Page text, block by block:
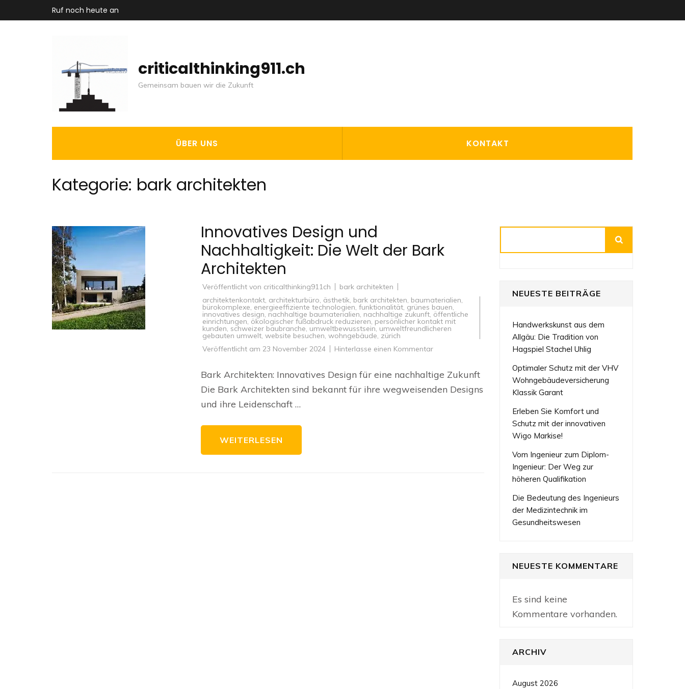
Inhalt
Ruf noch heute an
criticalthinking911.ch
Gemeinsam bauen wir die Zukunft
ÜBER UNS KONTAKT
Kategorie: bark architekten
Innovatives Design und
Nachhaltigkeit: Die Welt der Bark
Architekten
Veröffentlicht von criticalthinking911ch
bark architekten
architektenkontakt, architekturbüro, ästhetik, bark architekten, baumaterialien,
bürokomplexe, energieeffiziente technologien, funktionalität, grünes bauen,
innovatives design, nachhaltige baumaterialien, nachhaltige zukunft, öffentliche
einrichtungen, ökologischer fußabdruck reduzieren, persönlicher kontakt mit
kunden, schweizer baubranche, umweltbewusstsein, umweltfreundlicheren
gebauten umwelt, website besuchen, wohngebäude, zürich
Veröffentlicht am 23 November 2024 Hinterlasse einen Kommentarzu
und
Nachhaltigkeit:
Die
Welt
Bark Architekten: Innovatives Design für eine nachhaltige Zukunft
Die Bark Architekten sind bekannt für ihre wegweisenden Designs
und ihre Leidenschaft …
WEITERLESEN
NEUESTE BEITRÄGE
Handwerkskunst aus dem
Allgäu: Die Tradition von
Hagspiel Stachel Uhlig
Optimaler Schutz mit der VHV
Wohngebäudeversicherung
Klassik Garant
Erleben Sie Komfort und
Schutz mit der innovativen
Wigo Markise!
Vom Ingenieur zum Diplom-
Ingenieur: Der Weg zur
höheren Qualifikation
Die Bedeutung des Ingenieurs
der Medizintechnik im
Gesundheitswesen
NEUESTE KOMMENTARE
Es sind keine
Kommentare vorhanden.
ARCHIV
August 2026